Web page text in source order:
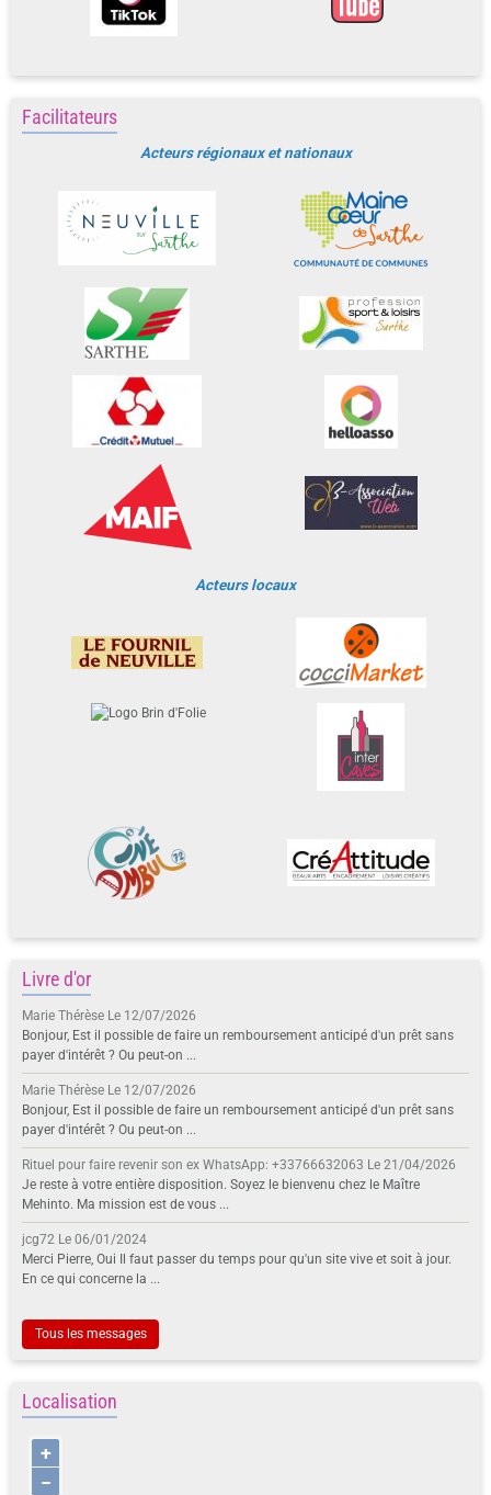
Facilitateurs
Acteurs régionaux et nationaux
Acteurs locaux
Livre d'or
Marie Thérèse Le 12/07/2026
Bonjour, Est il possible de faire un remboursement anticipé d'un prêt sans
payer d'intérêt ? Ou peut-on ...
Marie Thérèse Le 12/07/2026
Bonjour, Est il possible de faire un remboursement anticipé d'un prêt sans
payer d'intérêt ? Ou peut-on ...
Rituel pour faire revenir son ex WhatsApp: +33766632063 Le 21/04/2026
Je reste à votre entière disposition. Soyez le bienvenu chez le Maître
Mehinto. Ma mission est de vous ...
jcg72 Le 06/01/2024
Merci Pierre, Oui Il faut passer du temps pour qu'un site vive et soit à jour.
En ce qui concerne la ...
Tous les messages
Localisation
+
−